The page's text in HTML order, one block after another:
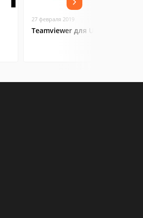
27 февраля 2019
Teamviewer для Ubuntu